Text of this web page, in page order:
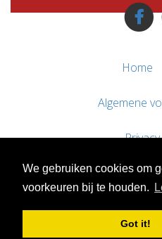
We gebruiken cookies om
voorkeuren bij te houden.
Got it!
Home
Algemene
Contact